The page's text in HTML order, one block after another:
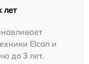
лет
Elcan и
до 3 лет.